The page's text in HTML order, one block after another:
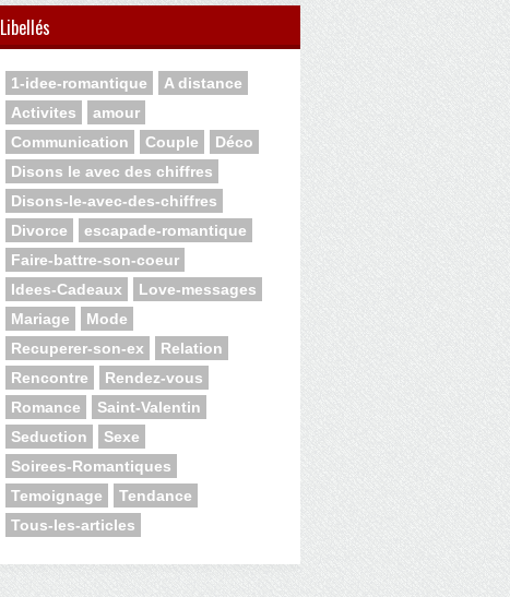
Libellés
1-idee-romantique
A distance
Activites
amour
Communication
Couple
Déco
Disons le avec des chiffres
Disons-le-avec-des-chiffres
Divorce
escapade-romantique
Faire-battre-son-coeur
Idees-Cadeaux
Love-messages
Mariage
Mode
Recuperer-son-ex
Relation
Rencontre
Rendez-vous
Romance
Saint-Valentin
Seduction
Sexe
Soirees-Romantiques
Temoignage
Tendance
Tous-les-articles